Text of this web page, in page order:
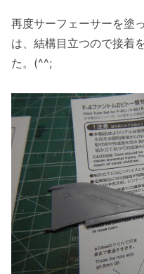
再度サーフェーサーを塗
は、結構目立つので接着
た。(^^;